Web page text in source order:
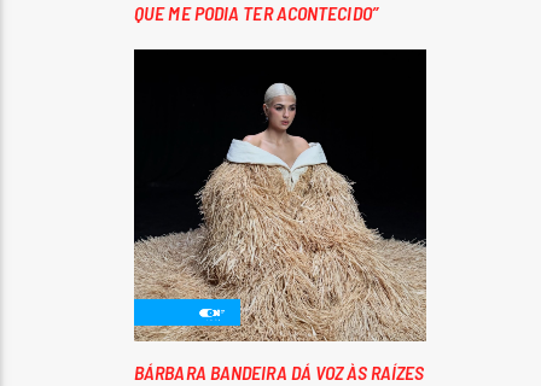
QUE ME PODIA TER ACONTECIDO”
BÁRBARA BANDEIRA DÁ VOZ ÀS RAÍZES